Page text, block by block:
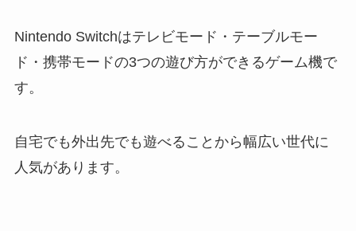
Nintendo Switchはテレビモード・テーブルモー
ド・携帯モードの3つの遊び方ができるゲーム機で
す。
自宅でも外出先でも遊べることから幅広い世代に
人気があります。